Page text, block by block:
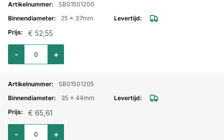
SB01501200
25 x 37mm
€ 52,55
Aantal voor UPE chemie zuig-/persslang 529AA 16 bar 25 x 37mm
+
-
SB01501205
35 x 44mm
€ 65,61
Aantal voor UPE chemie zuig-/persslang 529AA 16 bar 32 x 44mm
+
-